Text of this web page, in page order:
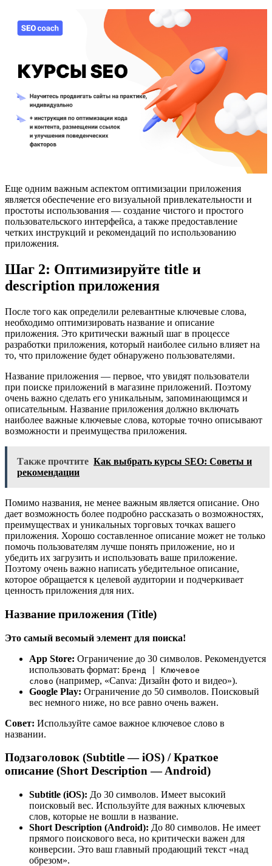
Еще одним важным аспектом оптимизации приложения
является обеспечение его визуальной привлекательности и
простоты использования — создание чистого и простого
пользовательского интерфейса, а также предоставление
четких инструкций и рекомендаций по использованию
приложения.
Шаг 2: Оптимизируйте title и
description приложения
После того как определили релевантные ключевые слова,
необходимо оптимизировать название и описание
приложения. Это критически важный шаг в процессе
разработки приложения, который наиболее сильно влияет на
то, что приложение будет обнаружено пользователями.
Название приложения — первое, что увидят пользователи
при поиске приложений в магазине приложений. Поэтому
очень важно сделать его уникальным, запоминающимся и
описательным. Название приложения должно включать
наиболее важные ключевые слова, которые точно описывают
возможности и преимущества приложения.
Также прочтите Как выбрать курсы SEO: Советы и
рекомендации
Помимо названия, не менее важным является описание. Оно
дает возможность более подробно рассказать о возможностях,
преимуществах и уникальных торговых точках вашего
приложения. Хорошо составленное описание может не только
помочь пользователям лучше понять приложение, но и
убедить их загрузить и использовать ваше приложение.
Поэтому очень важно написать убедительное описание,
которое обращается к целевой аудитории и подчеркивает
ценность приложения для них.
Название приложения (Title)
Это самый весомый элемент для поиска!
App Store: Ограничение до 30 символов. Рекомендуется
использовать формат: Бренд | Ключевое
слово (например, «Canva: Дизайн фото и видео»).
Google Play: Ограничение до 50 символов. Поисковый
вес немного ниже, но все равно очень важен.
Совет: Используйте самое важное ключевое слово в
названии.
Подзаголовок (Subtitle — iOS) / Краткое
описание (Short Description — Android)
Subtitle (iOS): До 30 символов. Имеет высокий
поисковый вес. Используйте для важных ключевых
слов, которые не вошли в название.
Short Description (Android): До 80 символов. Не имеет
прямого поискового веса, но критически важен для
конверсии. Это ваш главный продающий текст «над
обрезом».